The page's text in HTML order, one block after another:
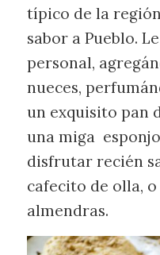
típico de la
sabor a Pueblo.
personal,
nueces,
un exquisito pan
una miga
disfrutar recién
cafecito de olla,
almendras.